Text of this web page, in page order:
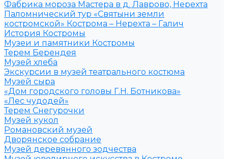
Фабрика мороза Мастера в д. Лаврово, Нерехта
Паломнический тур «Святыни земли
костромской» Кострома – Нерехта – Галич
История Костромы
Музеи и памятники Костромы
Терем Берендея
Музей хлеба
Экскурсии в музей театрального костюма
Музей сыра
«Дом городского головы Г.Н. Ботникова»
«Лес чудодей»
Терем Снегурочки
Музей кукол
Романовский музей
Дворянское собрание
Музей деревянного зодчества